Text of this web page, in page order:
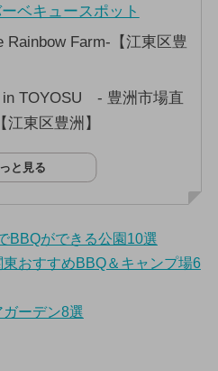
ベキュースポット
Rainbow Farm-【江東区豊
in TOYOSU - 豊洲市場直
東区豊洲】
と見る
ができる公園10選
おすすめBBQ＆キャンプ場6
ーデン8選